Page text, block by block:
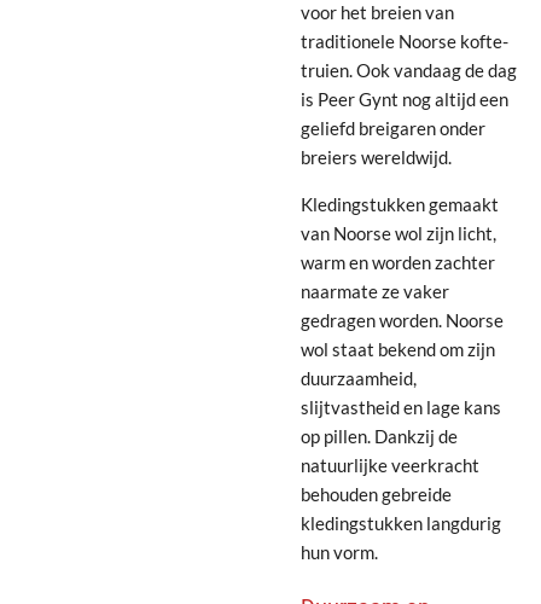
voor het breien van
traditionele Noorse kofte-
truien. Ook vandaag de dag
is Peer Gynt nog altijd een
geliefd breigaren onder
breiers wereldwijd.
Kledingstukken gemaakt
van Noorse wol zijn licht,
warm en worden zachter
naarmate ze vaker
gedragen worden. Noorse
wol staat bekend om zijn
duurzaamheid,
slijtvastheid en lage kans
op pillen. Dankzij de
natuurlijke veerkracht
behouden gebreide
kledingstukken langdurig
hun vorm.